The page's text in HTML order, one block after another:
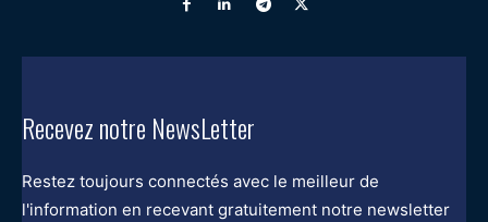
Recevez notre NewsLetter
Restez toujours connectés avec le meilleur de
l'information en recevant gratuitement notre newsletter